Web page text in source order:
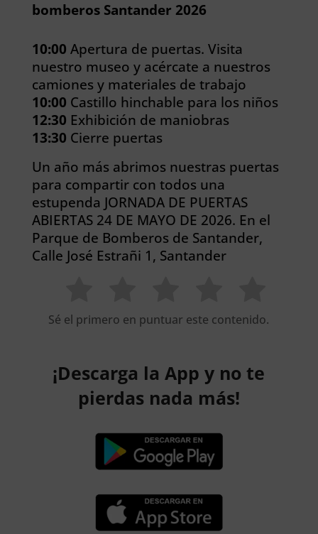
bomberos Santander 2026
10:00 Apertura de puertas. Visita
nuestro museo y acércate a nuestros
camiones y materiales de trabajo
10:00 Castillo hinchable para los niños
12:30 Exhibición de maniobras
13:30 Cierre puertas
Un año más abrimos nuestras puertas
para compartir con todos una
estupenda JORNADA DE PUERTAS
ABIERTAS 24 DE MAYO DE 2026. En el
Parque de Bomberos de Santander,
Calle José Estrañi 1, Santander
Sé el primero en puntuar este contenido.
¡Descarga la App y no te
pierdas nada más!